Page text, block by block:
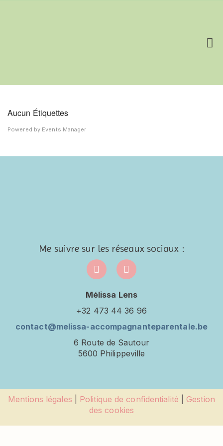
Aucun Étiquettes
Powered by Events Manager
Me suivre sur les réseaux sociaux :
Mélissa Lens
+32 473 44 36 96
contact@melissa-accompagnanteparentale.be
6 Route de Sautour
5600 Philippeville
Mentions légales Politique de confidentialité |Gestion
des cookies